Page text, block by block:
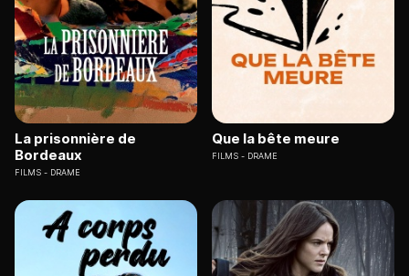
La prisonnière de
Bordeaux
FILMS DRAME
Que la bête meure
FILMS DRAME